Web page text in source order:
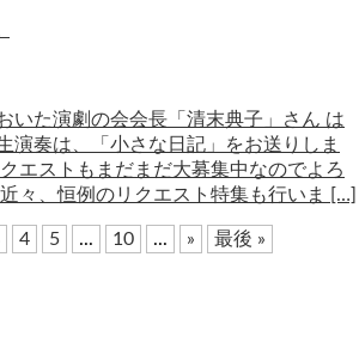
いた演劇の会会長「清末典子」さん は
演奏は、「小さな日記」をお送りしま
エストもまだまだ大募集中なのでよろ
々、恒例のリクエスト特集も行いま […]
4 5 ... 10 ... » 最後 »